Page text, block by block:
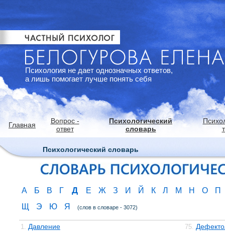
Психология не дает однозначных ответов,
а лишь помогает лучше понять себя
Главная
Вопрос -
ответ
Психологический
словарь
Психологический словарь
А Б В Г Д Е Ж З И Й К Л М Н О
П
Щ
Э Ю Я (слов в словаре - 3072)
1. Давление 75.